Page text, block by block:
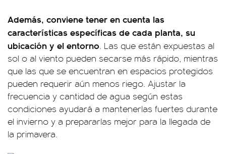
Además, conviene tener en cuenta las
características específicas de cada planta, su
ubicación y el entorno. Las que están expuestas al
sol o al viento pueden secarse más rápido, mientras
que las que se encuentran en espacios protegidos
pueden requerir aún menos riego. Ajustar la
frecuencia y cantidad de agua según estas
condiciones ayudará a mantenerlas fuertes durante
el invierno y a prepararlas mejor para la llegada de
la primavera.